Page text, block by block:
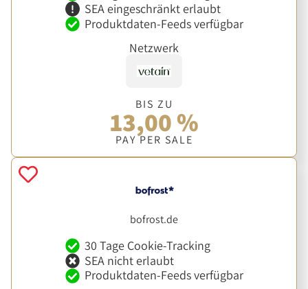
SEA eingeschränkt erlaubt
Produktdaten-Feeds verfügbar
Netzwerk
BIS ZU
13,00 %
PAY PER SALE
bofrost.de
30 Tage Cookie-Tracking
SEA nicht erlaubt
Produktdaten-Feeds verfügbar